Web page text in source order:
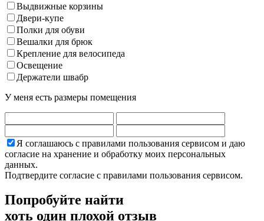
Выдвижные корзины
Двери-купе
Полки для обуви
Вешалки для брюк
Крепление для велосипеда
Освещение
Держатели швабр
У меня есть размеры помещения
Я соглашаюсь с правилами пользования сервисом и даю
согласие на хранение и обработку моих персональных
данных.
Подтвердите согласие с правилами пользования сервисом.
Попробуйте найти
хоть один плохой отзыв